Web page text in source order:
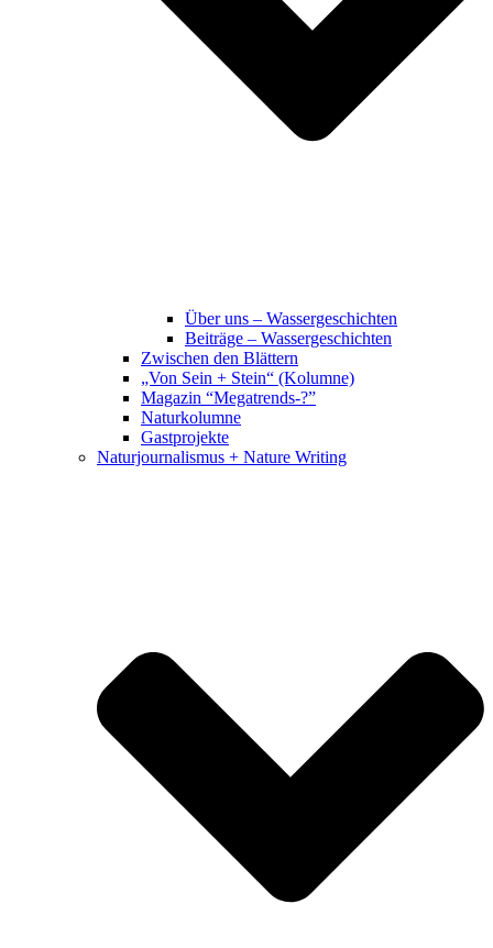
Über uns – Wassergeschichten
Beiträge – Wassergeschichten
Zwischen den Blättern
„Von Sein + Stein“ (Kolumne)
Magazin “Megatrends-?”
Naturkolumne
Gastprojekte
Naturjournalismus + Nature Writing